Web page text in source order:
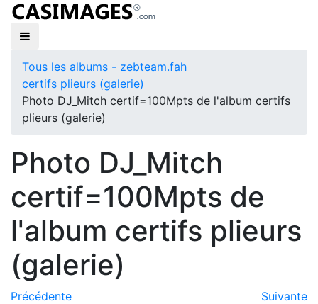
Tous les albums - zebteam.fah
certifs plieurs (galerie)
Photo DJ_Mitch certif=100Mpts de l'album certifs
plieurs (galerie)
Photo DJ_Mitch
certif=100Mpts de
l'album certifs plieurs
(galerie)
Précédente Suivante